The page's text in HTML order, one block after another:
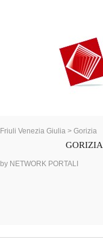
Friuli Venezia Giulia > Gorizia
GORIZIA
by NETWORK PORTALI